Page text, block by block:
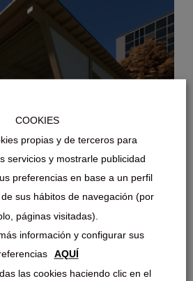
COOKIES
propias y de terceros para
servicios y mostrarle publicidad
preferencias en base a un perfil
sus hábitos de navegación (por
páginas visitadas).
información y configurar sus
AQUÍ
las cookies haciendo clic en el